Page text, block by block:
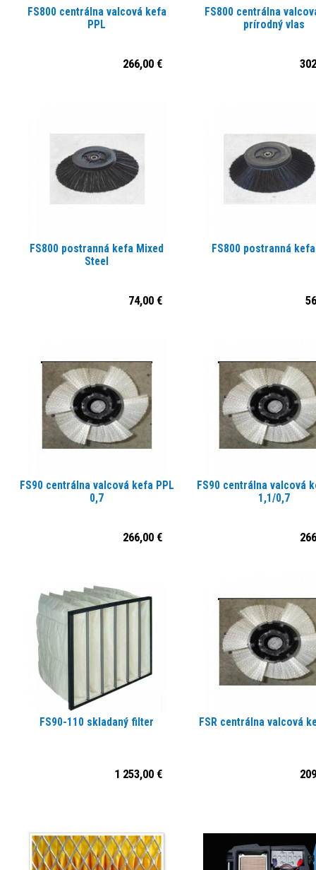
FS800 centrálna valcová kefa
PPL
266,00 €
FS800 centrálna
prírodný vlas
FS800 postranná kefa Mixed
Steel
74,00 €
FS800 postranná
FS90 centrálna valcová kefa PPL
0,7
266,00 €
FS90 centrálna valcová
1,1/0,7
FS90-110 skladaný filter
1 253,00 €
FSR centrálna valcová